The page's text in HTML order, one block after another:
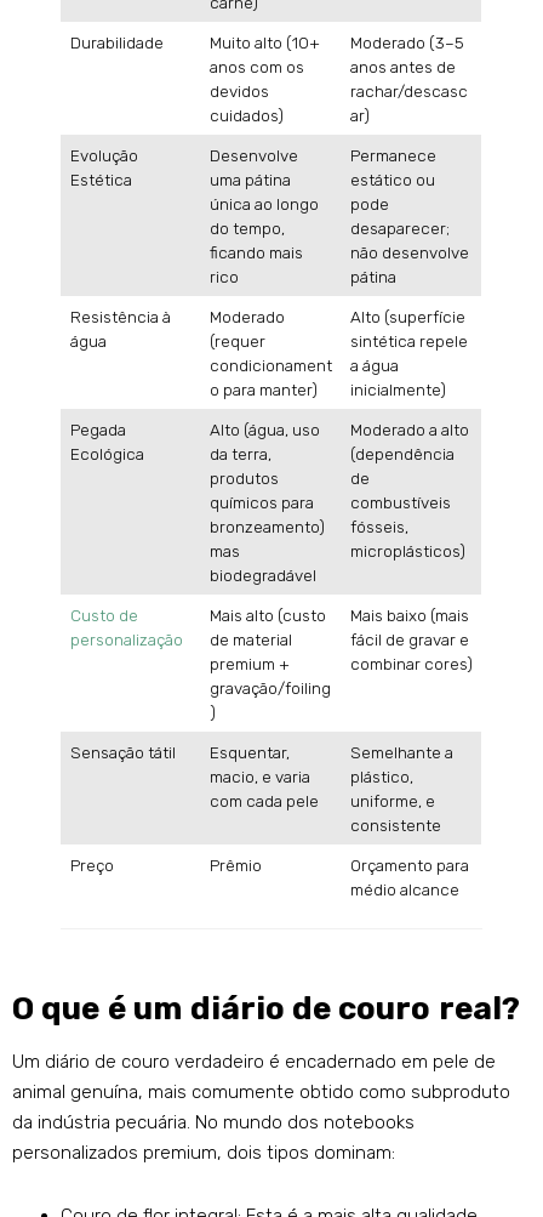
Durabilidade
Muito alto (10+
anos com os
devidos
cuidados)
Moderado (3–5
anos antes de
rachar/descasc
ar)
Evolução
Estética
Desenvolve
uma pátina
única ao longo
do tempo,
ficando mais
rico
Permanece
estático ou
pode
desaparecer;
não desenvolve
pátina
Resistência à
água
Moderado
(requer
condicionament
o para manter)
Alto (superfície
sintética repele
a água
inicialmente)
Pegada
Ecológica
Alto (água, uso
da terra,
produtos
químicos para
bronzeamento)
mas
biodegradável
Moderado a alto
(dependência
de
combustíveis
fósseis,
microplásticos)
Custo de
personalização
Mais alto (custo
de material
premium +
gravação/foiling
)
Mais baixo (mais
fácil de gravar e
combinar cores)
Sensação tátil
Esquentar,
macio, e varia
com cada pele
Semelhante a
plástico,
uniforme, e
consistente
Preço Prêmio
Orçamento para
médio alcance
O que é um diário de couro real?
Um diário de couro verdadeiro é encadernado em pele de
animal genuína, mais comumente obtido como subproduto
da indústria pecuária. No mundo dos notebooks
personalizados premium, dois tipos dominam: